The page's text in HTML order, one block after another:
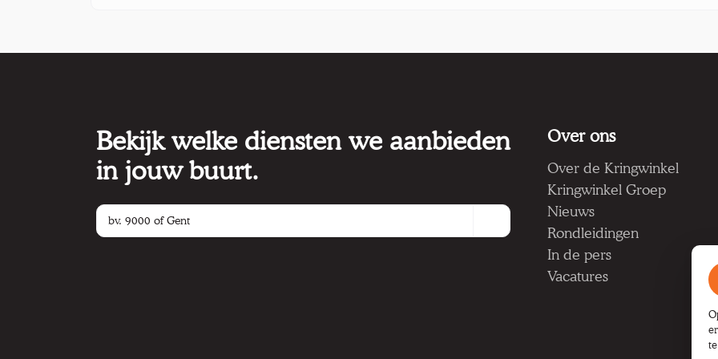
Bekijk welke diensten we aanbieden
in jouw buurt.
Over ons
Over de Kringwinkel
Kringwinkel Groep
Nieuws
Rondleidingen
In de pers
Vacatures